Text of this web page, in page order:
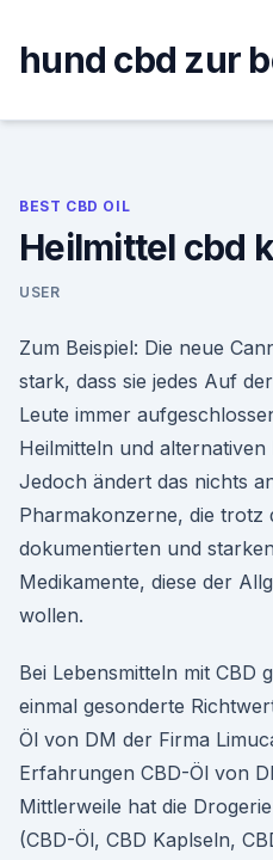
content
hund cbd zur
BEST CBD OIL
Heilmittel cbd
USER
Zum Beispiel: Die neue
stark, dass sie jedes Auf
Leute immer
Heilmitteln und
Jedoch ändert das nichts
Pharmakonzerne, die trotz
dokumentierten und
Medikamente, diese der
wollen.
Bei Lebensmitteln mit CBD
einmal gesonderte
Öl von DM der Firma
Erfahrungen CBD-Öl von
Mittlerweile hat die
(CBD-Öl, CBD Kaplseln,